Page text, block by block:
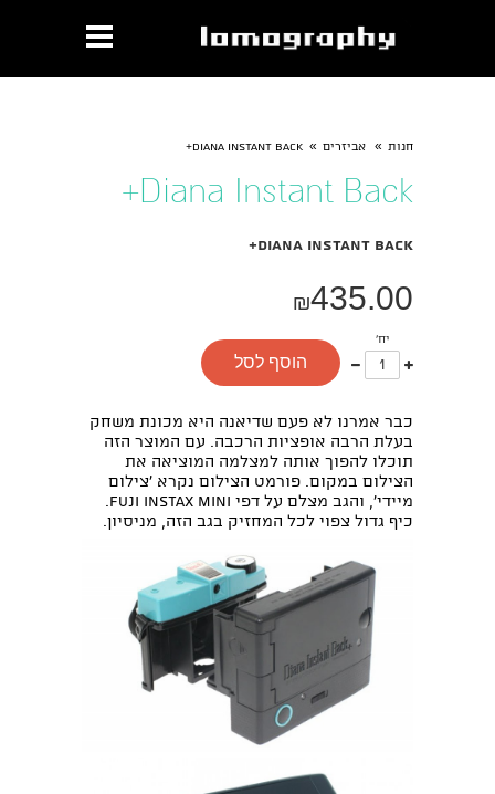
חנות » אביזרים »
Diana Instant Back+
Diana Instant Back+
Diana Instant Back+
₪435.00
יח'
עוד
אחד
פחות
אחד
הוסף לסל
כבר אמרנו לא פעם שדיאנה היא מכונת משחק
בעלת הרבה אופציות הרכבה. עם המוצר הזה
תוכלו להפוך אותה למצלמה המוציאה את
הצילום במקום. פורמט הצילום נקרא 'צילום
מיידי', והגב מצלם על דפי Fuji Instax mini.
כיף גדול צפוי לכל המחזיק בגב הזה, מניסיון.